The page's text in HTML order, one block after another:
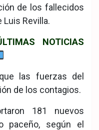
de los fallecidos
Luis Revilla.
NOTICIAS
las fuerzas del
de los contagios.
181 nuevos
paceño, según el